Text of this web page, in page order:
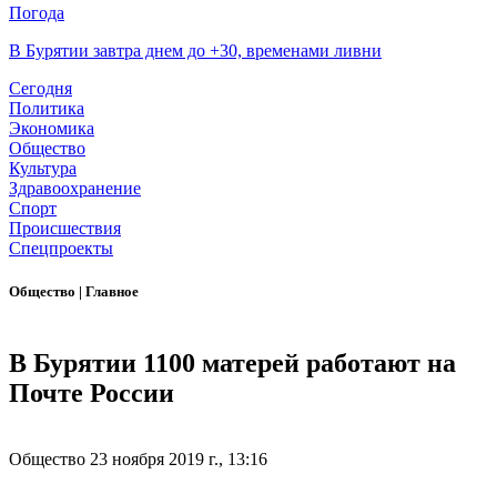
Погода
В Бурятии завтра днем до +30, временами ливни
Сегодня
Политика
Экономика
Общество
Культура
Здравоохранение
Спорт
Происшествия
Спецпроекты
Общество | Главное
В Бурятии 1100 матерей работают на
Почте России
Общество 23 ноября 2019 г., 13:16